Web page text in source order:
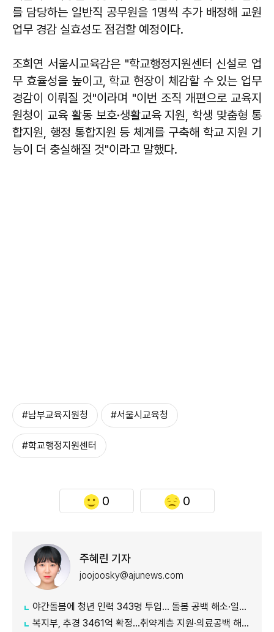
를 담당하는 일반직 공무원을 1명씩 추가 배정해 교원
업무 경감 실효성도 점검할 예정이다.
조희연 서울시교육감은 "학교행정지원센터 신설로 업
무 효율성을 높이고, 학교 현장이 체감할 수 있는 업무
경감이 이뤄질 것"이라며 "이번 조직 개편으로 교육지
원청이 교육 활동 보호·생활교육 지원, 학생 맞춤형 통
합지원, 행정 통합지원 등 체계를 구축해 학교 지원 기
능이 더 충실해질 것"이라고 말했다.
#남부교육지원청 #서울시교육청
#학교행정지원센터
0 0
주혜린 기자
joojoosky@ajunews.com
야간돌봄에 청년 인력 343명 투입… 돌봄 공백 해소·일자리 확대 추진
복지부, 추경 3461억 확정…취약계층 지원·의료공백 해소 강화